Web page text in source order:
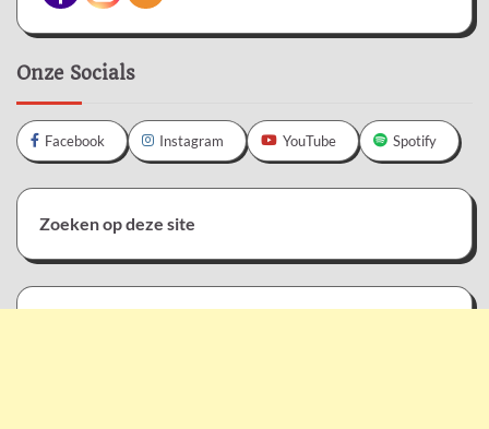
Onze Socials
Facebook Instagram YouTube Spotify
Zoeken op deze site